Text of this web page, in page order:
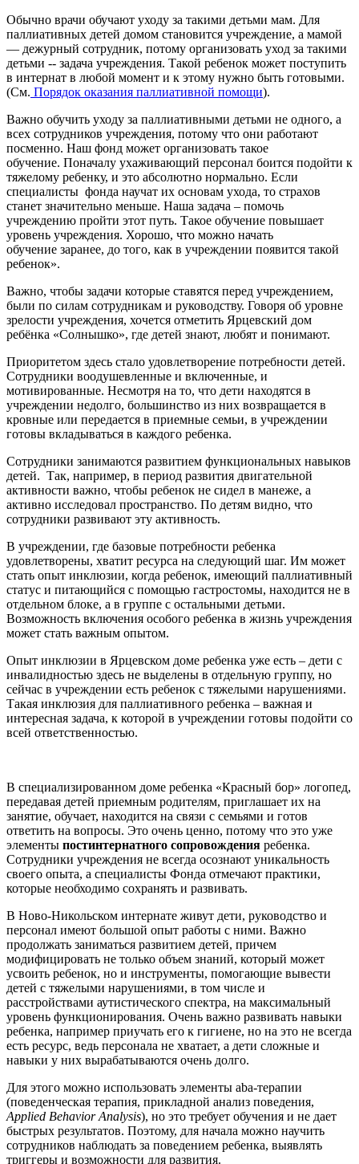
Обычно врачи обучают уходу за такими детьми мам. Для
паллиативных детей домом становится учреждение, а мамой
— дежурный сотрудник, потому организовать уход за такими
детьми -- задача учреждения. Такой ребенок может поступить
в интернат в любой момент и к этому нужно быть готовыми.
(См. Порядок оказания паллиативной помощи).
Важно обучить уходу за паллиативными детьми не одного, а
всех сотрудников учреждения, потому что они работают
посменно. Наш фонд может организовать такое
обучение. Поначалу ухаживающий персонал боится подойти к
тяжелому ребенку, и это абсолютно нормально. Если
специалисты фонда научат их основам ухода, то страхов
станет значительно меньше. Наша задача – помочь
учреждению пройти этот путь. Такое обучение повышает
уровень учреждения. Хорошо, что можно начать
обучение заранее, до того, как в учреждении появится такой
ребенок».
Важно, чтобы задачи которые ставятся перед учреждением,
были по силам сотрудникам и руководству. Говоря об уровне
зрелости учреждения, хочется отметить Ярцевский дом
ребёнка «Солнышко», где детей знают, любят и понимают.
Приоритетом здесь стало удовлетворение потребности детей.
Сотрудники воодушевленные и включенные, и
мотивированные. Несмотря на то, что дети находятся в
учреждении недолго, большинство из них возвращается в
кровные или передается в приемные семьи, в учреждении
готовы вкладываться в каждого ребенка.
Сотрудники занимаются развитием функциональных навыков
детей. Так, например, в период развития двигательной
активности важно, чтобы ребенок не сидел в манеже, а
активно исследовал пространство. По детям видно, что
сотрудники развивают эту активность.
В учреждении, где базовые потребности ребенка
удовлетворены, хватит ресурса на следующий шаг. Им может
стать опыт инклюзии, когда ребенок, имеющий паллиативный
статус и питающийся с помощью гастростомы, находится не в
отдельном блоке, а в группе с остальными детьми.
Возможность включения особого ребенка в жизнь учреждения
может стать важным опытом.
Опыт инклюзии в Ярцевском доме ребенка уже есть – дети с
инвалидностью здесь не выделены в отдельную группу, но
сейчас в учреждении есть ребенок с тяжелыми нарушениями.
Такая инклюзия для паллиативного ребенка – важная и
интересная задача, к которой в учреждении готовы подойти со
всей ответственностью.
В специализированном доме ребенка «Красный бор» логопед,
передавая детей приемным родителям, приглашает их на
занятие, обучает, находится на связи с семьями и готов
ответить на вопросы. Это очень ценно, потому что это уже
элементы постинтернатного сопровождения ребенка.
Сотрудники учреждения не всегда осознают уникальность
своего опыта, а специалисты Фонда отмечают практики,
которые необходимо сохранять и развивать.
В Ново-Никольском интернате живут дети, руководство и
персонал имеют большой опыт работы с ними. Важно
продолжать заниматься развитием детей, причем
модифицировать не только объем знаний, который может
усвоить ребенок, но и инструменты, помогающие вывести
детей с тяжелыми нарушениями, в том числе и
расстройствами аутистического спектра, на максимальный
уровень функционирования. Очень важно развивать навыки
ребенка, например приучать его к гигиене, но на это не всегда
есть ресурс, ведь персонала не хватает, а дети сложные и
навыки у них вырабатываются очень долго.
Для этого можно использовать элементы aba-терапии
(поведенческая терапия, прикладной анализ поведения,
Applied Behavior Analysis), но это требует обучения и не дает
быстрых результатов. Поэтому, для начала можно научить
сотрудников наблюдать за поведением ребенка, выявлять
триггеры и возможности для развития.